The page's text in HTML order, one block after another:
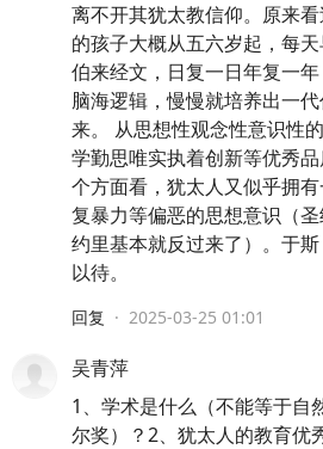
离不开其犹太教信仰。原来
的孩子大概从五六岁起，每
伯来经文，日复一日年复一
脑海逻辑，慢慢就培养出一
来。 从思想性观念性意识性
学勤思唯实执着创新等优秀
个方面看，犹太人又似乎拥
复暴力等偏恶的思想意识（
约里基本就反过来了）。于
以待。
回复 · 2025-03-25 01:01
吴青萍
1、学术是什么（不能等于自
尔奖）？2、犹太人的教育优